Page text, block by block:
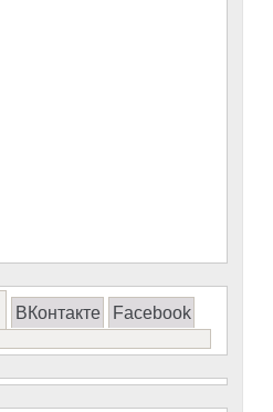
ВКонтакте Facebook